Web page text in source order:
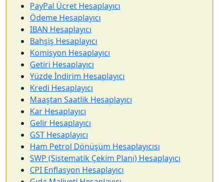
PayPal Ücret Hesaplayıcı
Ödeme Hesaplayıcı
IBAN Hesaplayıcı
Bahşiş Hesaplayıcı
Komisyon Hesaplayıcı
Getiri Hesaplayıcı
Yüzde İndirim Hesaplayıcı
Kredi Hesaplayıcı
Maaştan Saatlik Hesaplayıcı
Kar Hesaplayıcı
Gelir Hesaplayıcı
GST Hesaplayıcı
Ham Petrol Dönüşüm Hesaplayıcısı
SWP (Sistematik Çekim Planı) Hesaplayıcı
CPI Enflasyon Hesaplayıcı